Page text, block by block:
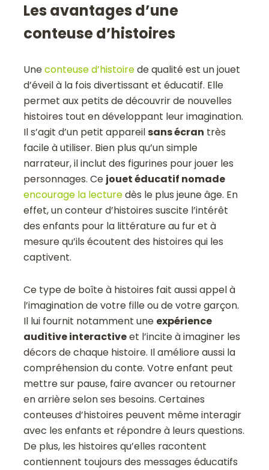
Les avantages d’une
conteuse d’histoires
Uneconteuse d’histoirede qualité est un jouet
d’éveil à la fois divertissant et éducatif. Elle
permet aux petits de découvrir de nouvelles
histoires tout en développant leur imagination.
Il s’agit d’un petit appareilsans écran très
facile à utiliser. Bien plus qu’un simple
narrateur, il inclut des figurines pour jouer les
personnages. Ce jouet éducatif nomade
encourage la lecturedès le plus jeune âge. En
effet, un conteur d’histoires suscite l’intérêt
des enfants pour la littérature au fur et à
mesure qu’ils écoutent des histoires qui les
captivent.
Ce type de boîte à histoires fait aussi appel à
l’imagination de votre fille ou de votre garçon.
Il lui fournit notamment une expérience
auditive interactiveet l’incite à imaginer les
décors de chaque histoire. Il améliore aussi la
compréhension du conte. Votre enfant peut
mettre sur pause, faire avancer ou retourner
en arrière selon ses besoins. Certaines
conteuses d’histoires peuvent même interagir
avec les enfants et répondre à leurs questions.
De plus, les histoires qu’elles racontent
contiennent toujours des messages éducatifs